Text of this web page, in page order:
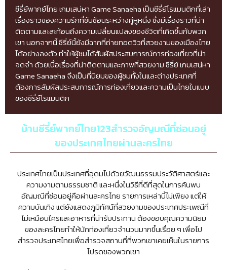
ซีรี่ย์พากย์ไทย เกมเสน่หา Game Sanaeha เป็นซีรี่ย์โรแมนติกที่เล่า
เรื่องราวของความรักที่ซับซ้อนระหว่างคู่หูหนึ่ง ซึ่งมีเรื่องราวที่น่า
ติดตามและสะท้อนถึงความเปลี่ยนแปลงของชีวิตที่เกิดขึ้นกับพวก
เขา นอกจากนี้ ซีรี่ย์นี้ยังมีฉากที่ถ่ายทอดวิวที่สวยงามของเมืองไทย
ได้อย่างลงตัว ทำให้ผู้ชมได้สัมผัสประสบการณ์การท่องเที่ยวที่น่า
จดจำ ด้วยเนื้อเรื่องที่น่าติดตามและภาพที่สวยงาม ซีรี่ย์ เกมเสน่หา
Game Sanaeha จึงเป็นที่นิยมของผู้ชมทั้งในและต่างประเทศที่
ต้องการสัมผัสประสบการณ์การท่องเที่ยวและความเป็นไทยในแบบ
ของซีรี่ย์โรแมนติก
บ้านซีรี่ย์พากย์ไทย123สำรวจอัญมณีที่ซ่อนอยู่
ของประเทศไทยผ่านละครไทย
ประเทศไทยเป็นประเทศที่อุดมไปด้วยวัฒนธรรมประวัติศาสตร์และ
ความงามตามธรรมชาติ และหนึ่งในวิธีที่ดีที่สุดในการค้นพบ
อัญมณีที่ซ่อนอยู่คือผ่านละครไทย รายการเหล่านี้ไม่เพียง แต่ให้
ความบันเทิง แต่ยังแสดงภูมิทัศน์ที่สวยงามของประเทศประเพณีที่
ไม่เหมือนใครและอาหารที่น่ารับประทาน ต้องขอบคุณความนิยม
ของละครไทยทำให้นักท่องเที่ยวจำนวนมากขึ้นเรื่อย ๆ เพื่อไป
สำรวจประเทศไทยเพื่อสำรวจสถานที่ที่พวกเขาเคยเห็นในรายการ
โปรดของพวกเขา